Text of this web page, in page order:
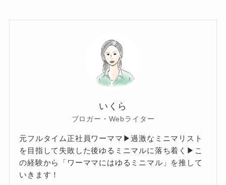
いくら
ブロガー・Webライター
元フルタイム正社員ワーママ▶過激なミニマリスト
を目指して失敗した後ゆるミニマルに落ち着く▶こ
の経験から「ワーママにはゆるミニマル」を推して
いきます！